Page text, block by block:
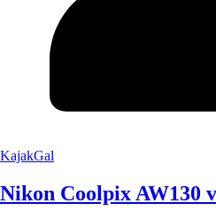
KajakGal
Nikon Coolpix AW130